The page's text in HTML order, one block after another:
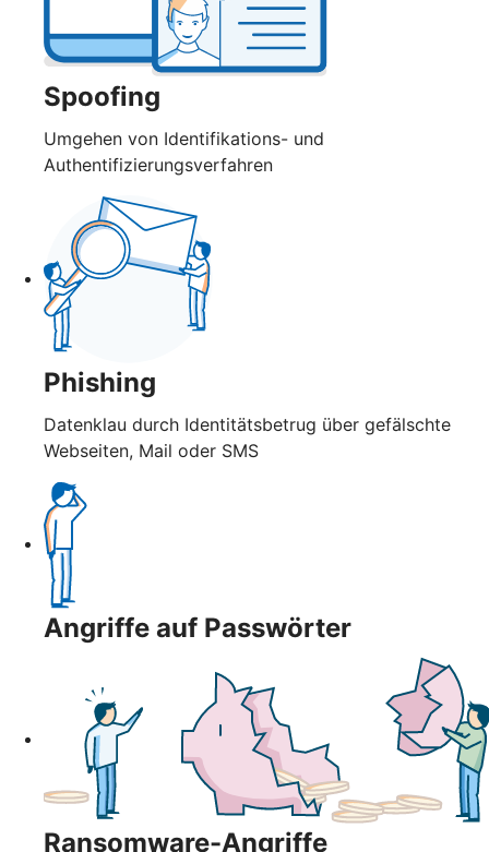
Spoofing
Umgehen von Identifikations- und
Authentifizierungsverfahren
Phishing
Datenklau durch Identitätsbetrug über gefälschte
Webseiten, Mail oder SMS
Angriffe auf Passwörter
Ransomware-Angriffe